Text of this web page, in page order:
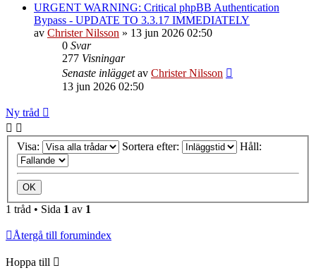
URGENT WARNING: Critical phpBB Authentication
Bypass - UPDATE TO 3.3.17 IMMEDIATELY
av Christer Nilsson » 13 jun 2026 02:50
0 Svar
277 Visningar
Senaste inläggetav Christer Nilsson
13 jun 2026 02:50
Ny tråd
Visa: Sortera efter: Håll:
1 tråd • Sida 1 av 1
Återgå till forumindex
Hoppa till